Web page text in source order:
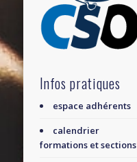
Infos pratiques
espace adhérents
calendrier
formations et sections